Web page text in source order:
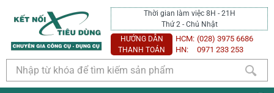
Thời gian làm việc 8H - 21H
Thứ 2 - Chủ Nhật
HƯỚNG DẪN
THANH TOÁN
HCM: (028) 3975 6686
HN:
0971 233 253